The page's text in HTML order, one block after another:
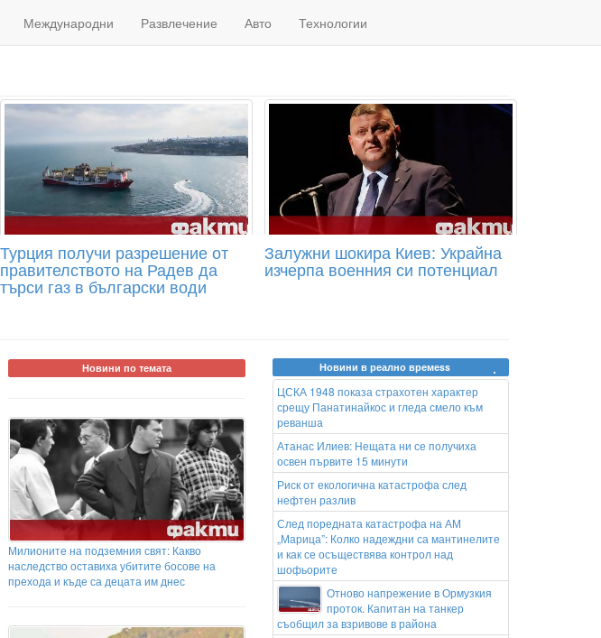
Международни Развлечение Авто Технологии
Турция получи разрешение от
правителството на Радев да
търси газ в български води
Залужни шокира Киев: Украйна
изчерпа военния си потенциал
Новини по темата
Милионите на подземния свят: Какво
наследство оставиха убитите босове на
прехода и къде са децата им днес
Новини в реално времеss
ЦСКА 1948 показа страхотен характер
срещу Панатинайкос и гледа смело към
реванша
Атанас Илиев: Нещата ни се получиха
освен първите 15 минути
Риск от екологична катастрофа след
нефтен разлив
След поредната катастрофа на АМ
„Марица”: Колко надеждни са мантинелите
и как се осъществява контрол над
шофьорите
Отново напрежение в Ормузкия
проток. Капитан на танкер
съобщил за взривове в района